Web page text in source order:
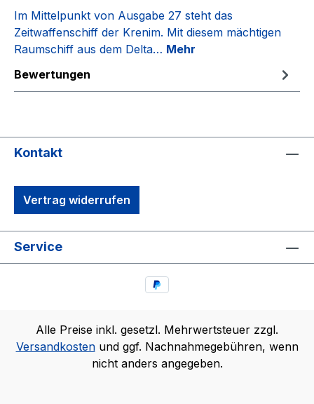
Im Mittelpunkt von Ausgabe 27 steht das
Zeitwaffenschiff der Krenim. Mit diesem mächtigen
Raumschiff aus dem Delta… Mehr
Bewertungen
Kontakt
Vertrag widerrufen
Service
Alle Preise inkl. gesetzl. Mehrwertsteuer zzgl.
Versandkostenund ggf. Nachnahmegebühren, wenn
nicht anders angegeben.